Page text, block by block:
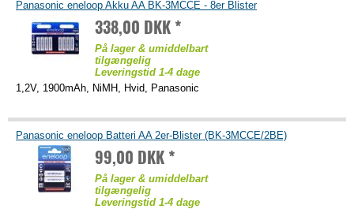
Panasonic eneloop Akku AA BK-3MCCE - 8er Blister
338,00 DKK *
På lager & umiddelbart
tilgængelig
Leveringstid 1-4 dage
1,2V, 1900mAh, NiMH, Hvid, Panasonic
Panasonic eneloop Batteri AA 2er-Blister (BK-3MCCE/2BE)
99,00 DKK *
På lager & umiddelbart
tilgængelig
Leveringstid 1-4 dage